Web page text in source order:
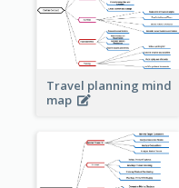
Travel planning mind
map